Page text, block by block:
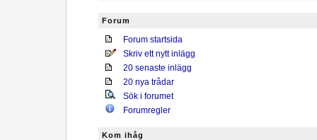
Forum
Forum startsida
Skriv ett nytt inlägg
20 senaste inlägg
20 nya trådar
Sök i forumet
Forumregler
Kom ihåg